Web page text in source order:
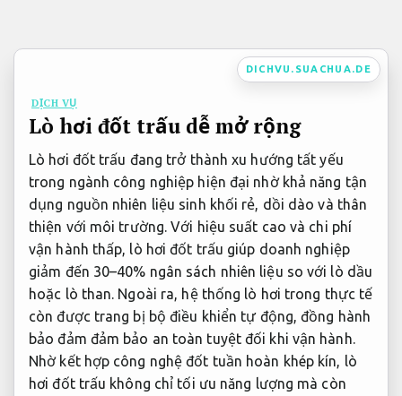
nội
DICHVU.SUACHUA.DE
DỊCH VỤ
Lò hơi đốt trấu dễ mở rộng
Lò hơi đốt trấu đang trở thành xu hướng tất yếu
trong ngành công nghiệp hiện đại nhờ khả năng tận
dụng nguồn nhiên liệu sinh khối rẻ, dồi dào và thân
thiện với môi trường. Với hiệu suất cao và chi phí
vận hành thấp, lò hơi đốt trấu giúp doanh nghiệp
giảm đến 30–40% ngân sách nhiên liệu so với lò dầu
hoặc lò than. Ngoài ra, hệ thống lò hơi trong thực tế
còn được trang bị bộ điều khiển tự động, đồng hành
bảo đảm đảm bảo an toàn tuyệt đối khi vận hành.
Nhờ kết hợp công nghệ đốt tuần hoàn khép kín, lò
hơi đốt trấu không chỉ tối ưu năng lượng mà còn